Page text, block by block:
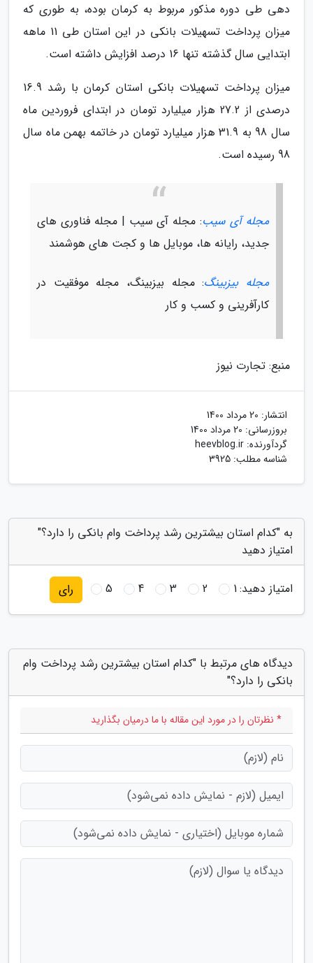
دهی طی دوره مذکور مربوط به کرمان بوده، به طوری که
میزان پرداخت تسهیلات بانکی در این استان طی 11 ماهه
ابتدایی سال گذشته تنها 16 درصد افزایش داشته است.
میزان پرداخت تسهیلات بانکی استان کرمان با رشد 16.9
درصدی از 27.2 هزار میلیارد تومان در ابتدای فروردین ماه
سال 98 به 31.9 هزار میلیارد تومان در خاتمه بهمن ماه سال
98 رسیده است.
مجله آی سیب: مجله آی سیب | مجله فناوری های
جدید، رایانه ها، موبایل ها و کجت های هوشمند
مجله بیزبینگ: مجله بیزبینگ، مجله موفقیت در
کارآفرینی و کسب و کار
منبع: تجارت نیوز
انتشار: 20 مرداد 1400
بروزرسانی: 20 مرداد 1400
گردآورنده: heevblog.ir
شناسه مطلب: 3925
به "کدام استان بیشترین رشد پرداخت وام بانکی را دارد؟"
امتیاز دهید
امتیاز دهید:1
2
3
4
5 رای
دیدگاه های مرتبط با "کدام استان بیشترین رشد پرداخت وام
بانکی را دارد؟"
* نظرتان را در مورد این مقاله با ما درمیان بگذارید